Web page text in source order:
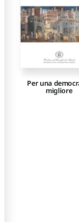
Per una
migliore